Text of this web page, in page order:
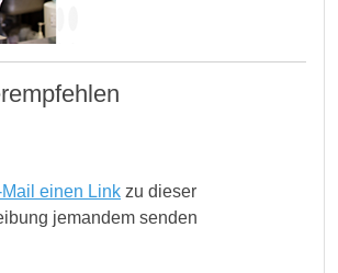
einen Link zu dieser
jemandem senden